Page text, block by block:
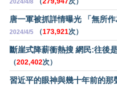
2024/4/8
唐一軍被抓詳情曝光 「無所
2024/4/5 （173,921次）
斷崖式降薪衝熱搜 網民:往後
（202,402次）
習近平的眼神與幾十年前的那